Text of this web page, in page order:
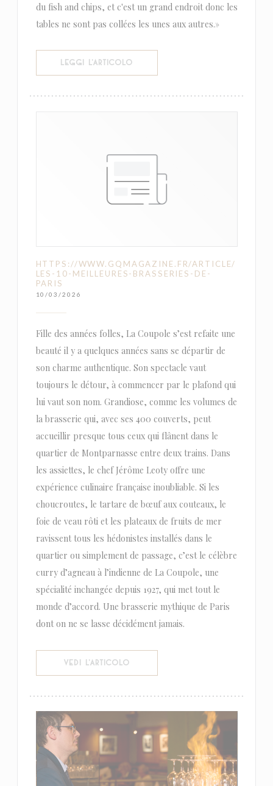
du fish and chips, et c'est un grand endroit donc les
tables ne sont pas collées les unes aux autres.»
LEGGI L'ARTICOLO
HTTPS://WWW.GQMAGAZINE.FR/ARTICLE/
LES-10-MEILLEURES-BRASSERIES-DE-
PARIS
10/03/2026
Fille des années folles, La Coupole s’est refaite une
beauté il y a quelques années sans se départir de
son charme authentique. Son spectacle vaut
toujours le détour, à commencer par le plafond qui
lui vaut son nom. Grandiose, comme les volumes de
la brasserie qui, avec ses 400 couverts, peut
accueillir presque tous ceux qui flânent dans le
quartier de Montparnasse entre deux trains. Dans
les assiettes, le chef Jérôme Leoty offre une
expérience culinaire française inoubliable. Si les
choucroutes, le tartare de bœuf aux couteaux, le
foie de veau rôti et les plateaux de fruits de mer
ravissent tous les hédonistes installés dans le
quartier ou simplement de passage, c’est le célèbre
curry d’agneau à l’indienne de La Coupole, une
spécialité inchangée depuis 1927, qui met tout le
monde d’accord. Une brasserie mythique de Paris
dont on ne se lasse décidément jamais.
VEDI L'ARTICOLO